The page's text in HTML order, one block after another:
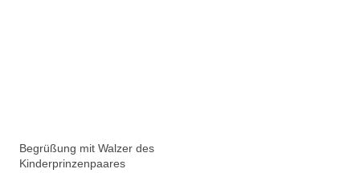
Begrüßung mit Walzer des
Kinderprinzenpaares